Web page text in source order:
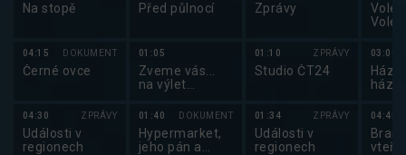
Na stopě
04:15 DOKUMENT
Černé ovce
04:30 ZPRÁVY
Události v
regionech
Před půlnocí
01:05
Zveme vás...
na výlet
01:40 DOKUMENT
Hypermarket,
jeho pán a
Zprávy
01:10 ZPRÁVY
Studio ČT24
01:34 ZPRÁVY
Události v
regionech
03:00
04:45